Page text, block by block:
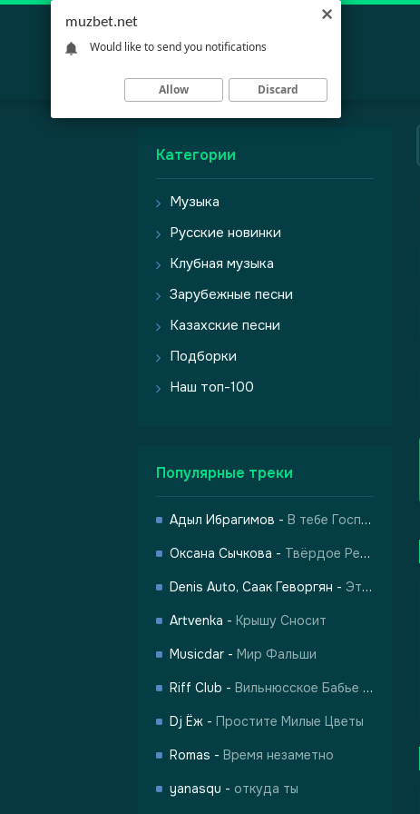
Категории
Музыка
Русские новинки
Клубная музыка
Зарубежные песни
Казахские песни
Подборки
Наш топ-100
Популярные треки
Адыл Ибрагимов - В тебе Господь
Оксана Сычкова - Твёрдое Решение
Denis Auto, Саак Геворгян - Это Кавказ
Artvenka - Крышу Сносит
Musicdar - Мир Фальши
Riff Club - Вильнюсское Бабье Лето
Dj Ёж - Простите Милые Цветы
Romas - Время незаметно
yanasqu - откуда ты
muzbet.net
Would like to send you notifications
Allow Discard